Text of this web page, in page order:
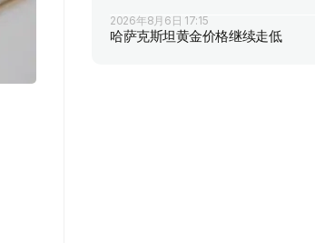
2026年8月6日 17:15
哈萨克斯坦黄金价格继续走低